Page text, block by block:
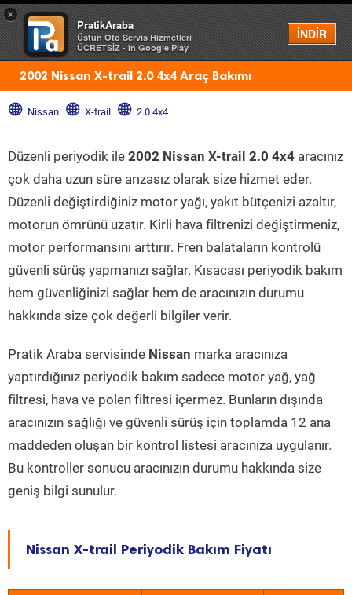
×
PratikAraba
Üstün Oto Servis Hizmetleri
ÜCRETSİZ - In Google Play
İNDİR
Menü
2002 Nissan X-trail 2.0 4x4 Araç Bakımı
Nissan X-trail 2.0 4x4
Düzenli periyodik ile 2002 Nissan X-trail 2.0 4x4 aracınız
çok daha uzun süre arızasız olarak size hizmet eder.
Düzenli değiştirdiğiniz motor yağı, yakıt bütçenizi azaltır,
motorun ömrünü uzatır. Kirli hava filtrenizi değiştirmeniz,
motor performansını arttırır. Fren balataların kontrolü
güvenli sürüş yapmanızı sağlar. Kısacası periyodik bakım
hem güvenliğinizi sağlar hem de aracınızın durumu
hakkında size çok değerli bilgiler verir.
Pratik Araba servisinde Nissan marka aracınıza
yaptırdığınız periyodik bakım sadece motor yağ, yağ
filtresi, hava ve polen filtresi içermez. Bunların dışında
aracınızın sağlığı ve güvenli sürüş için toplamda 12 ana
maddeden oluşan bir kontrol listesi aracınıza uygulanır.
Bu kontroller sonucu aracınızın durumu hakkında size
geniş bilgi sunulur.
Nissan X-trail Periyodik Bakım Fiyatı